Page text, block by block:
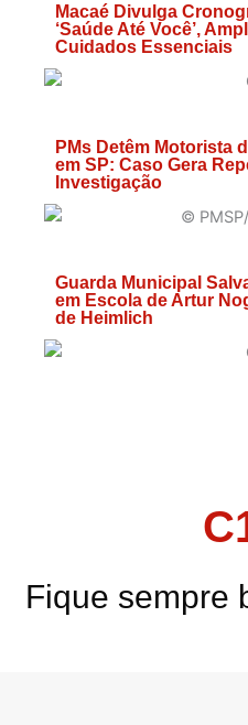
Macaé Divulga
‘Saúde Até Você’,
Cuidados Essenciais
PMs Detêm Motorista
em SP: Caso Gera
Investigação
Guarda Municipal
em Escola de Artur
de Heimlich
Fique sempre